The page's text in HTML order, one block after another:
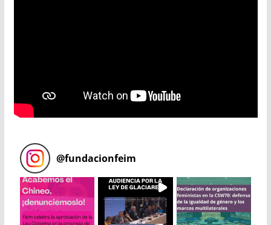
@fundacionfeim